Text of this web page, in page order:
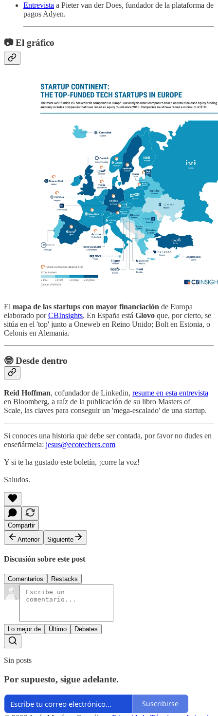
Entrevista a Pieter van der Does, fundador de la plataforma de
pagos Adyen.
📷 El gráfico
El mapa de las startups con mayor financiación de Europa
elaborado porCBInsights. En España está Glovo que, por cierto, se
sitúa en el 'top' junto a Oneweb en Reino Unido; Bolt en Estonia, o
Celonis en Alemania.
🤓 Desde dentro
Reid Hoffman, cofundador de Linkedin, resume en esta entrevista
en Bloomberg, a raíz de la publicación de su libro Masters of
Scale, las claves para conseguir un 'mega-escalado' de una startup.
Si conoces una historia que debe ser contada, por favor no dudes en
enseñármela: jesus@ecotechers.com
Y si te ha gustado este boletín, ¡corre la voz!
Saludos.
Compartir
Anterior
Siguiente
Discusión sobre este post
Comentarios Restacks
Lo mejor de Último Debates
Sin posts
Por supuesto, sigue adelante.
Suscribirse